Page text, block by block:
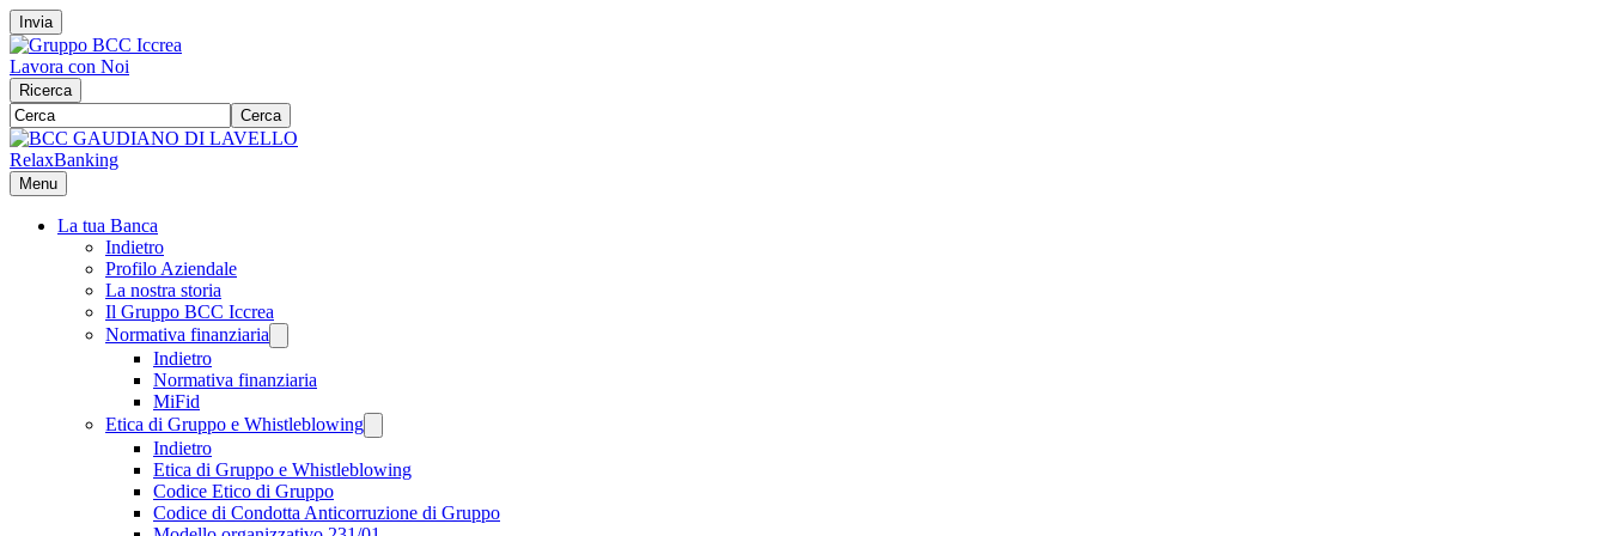
Invia
Lavora con Noi
Ricerca
Cerca
RelaxBanking
Menu
La tua Banca
Indietro
Profilo Aziendale
La nostra storia
Il Gruppo BCC Iccrea
Normativa finanziaria
Indietro
Normativa finanziaria
MiFid
Etica di Gruppo e Whistleblowing
Indietro
Etica di Gruppo e Whistleblowing
Codice Etico di Gruppo
Codice di Condotta Anticorruzione di Gruppo